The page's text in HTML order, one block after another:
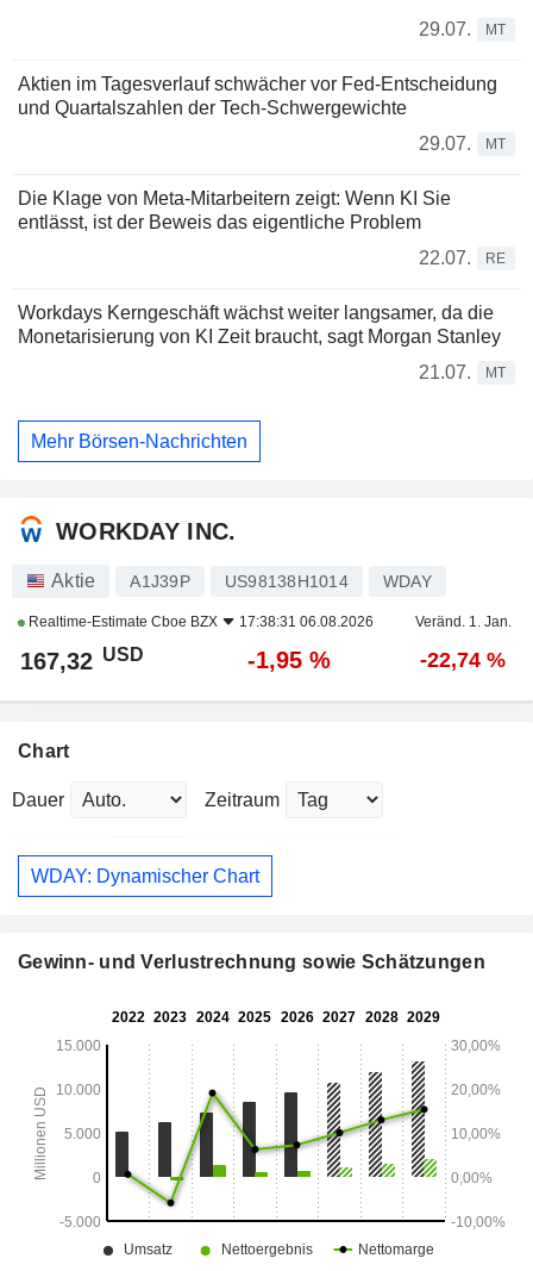
29.07.
MT
Aktien im Tagesverlauf schwächer vor Fed-Entscheidung
und Quartalszahlen der Tech-Schwergewichte
29.07.
MT
Die Klage von Meta-Mitarbeitern zeigt: Wenn KI Sie
entlässt, ist der Beweis das eigentliche Problem
22.07.
RE
Workdays Kerngeschäft wächst weiter langsamer, da die
Monetarisierung von KI Zeit braucht, sagt Morgan Stanley
21.07.
MT
Mehr Börsen-Nachrichten
WORKDAY INC.
Aktie A1J39P US98138H1014 WDAY
Realtime-Estimate Cboe BZX 17:38:31 06.08.2026 Veränd. 1. Jan.
167,32 USD -1,95 % -22,74 %
Chart
Dauer Zeitraum
WDAY: Dynamischer Chart
Gewinn- und Verlustrechnung sowie Schätzungen